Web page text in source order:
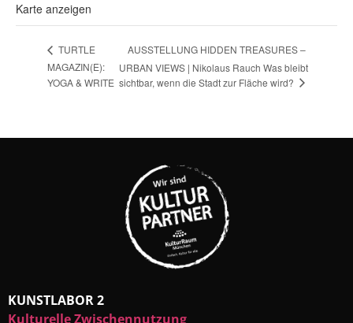
Karte anzeigen
TURTLE
MAGAZIN(E):
YOGA & WRITE
AUSSTELLUNG HIDDEN TREASURES –
URBAN VIEWS | Nikolaus Rauch Was bleibt
sichtbar, wenn die Stadt zur Fläche wird?
KUNSTLABOR 2
Kulturelle Zwischennutzung